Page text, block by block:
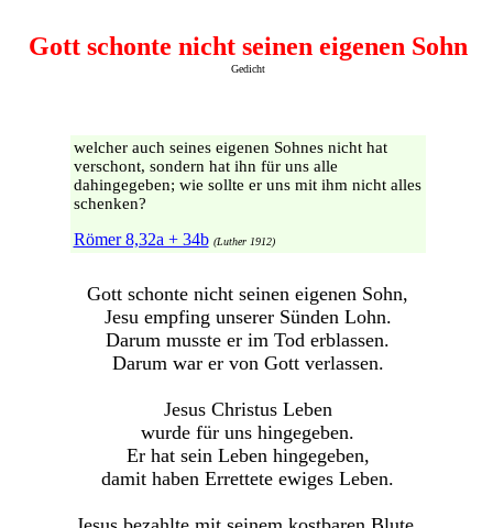
Gott schonte nicht seinen eigenen Sohn
Gedicht
welcher auch seines eigenen Sohnes nicht hat
verschont, sondern hat ihn für uns alle
dahingegeben; wie sollte er uns mit ihm nicht alles
schenken?
Römer 8,32a + 34b (Luther 1912)
Gott schonte nicht seinen eigenen Sohn,
Jesu empfing unserer Sünden Lohn.
Darum musste er im Tod erblassen.
Darum war er von Gott verlassen.
Jesus Christus Leben
wurde für uns hingegeben.
Er hat sein Leben hingegeben,
damit haben Errettete ewiges Leben.